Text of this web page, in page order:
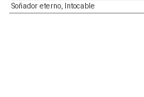
Soñador eterno, Intocable